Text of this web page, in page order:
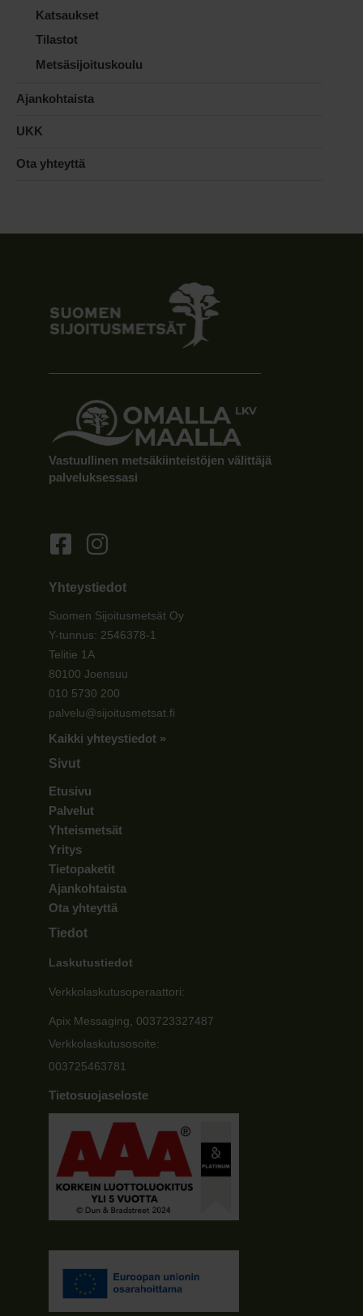
Katsaukset
Tilastot
Metsäsijoituskoulu
Ajankohtaista
UKK
Ota yhteyttä
Vastuullinen metsäkiinteistöjen välittäjä
palveluksessasi
Yhteystiedot
Suomen Sijoitusmetsät Oy
Y-tunnus: 2546378-1
Telitie 1A
80100 Joensuu
010 5730 200
palvelu@sijoitusmetsat.fi
Kaikki yhteystiedot »
Sivut
Etusivu
Palvelut
Yhteismetsät
Yritys
Tietopaketit
Ajankohtaista
Ota yhteyttä
Tiedot
Laskutustiedot
Verkkolaskutusoperaattori:
Apix Messaging, 003723327487
Verkkolaskutusosoite:
003725463781
Tietosuojaseloste